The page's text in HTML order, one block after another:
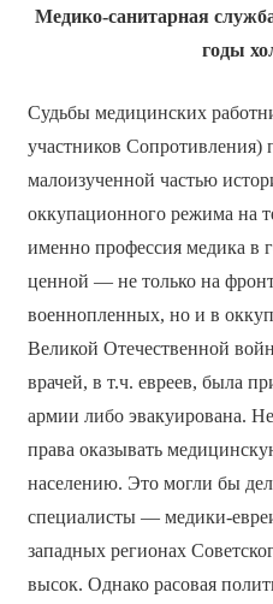
Медико-санитарная
годы
Судьбы медицинских
участников Сопротивления)
малоизученной частью
оккупационного режима на
именно профессия медика в
ценной — не только на
военнопленных, но и в
Великой Отечественной
врачей, в т.ч. евреев, была
армии либо эвакуирована.
права оказывать
населению. Это могли бы
специалисты — медики-
западных регионах
высок. Однако расовая